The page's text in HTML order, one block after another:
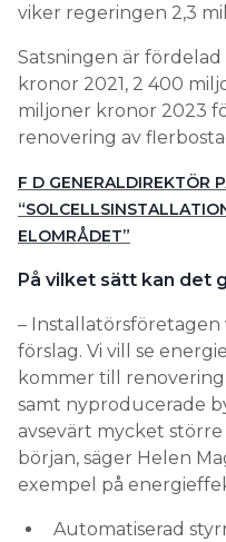
viker regeringen 2,3
Satsningen är
kronor 2021, 2 400
miljoner kronor 2023
renovering av
F D GENERALDIREKTÖR
ELOMRÅDET”
På vilket sätt kan det
–
förslag. Vi vill se
kommer till
samt nyproducerade
avsevärt mycket
början, säger Helen
exempel på
Automatiserad